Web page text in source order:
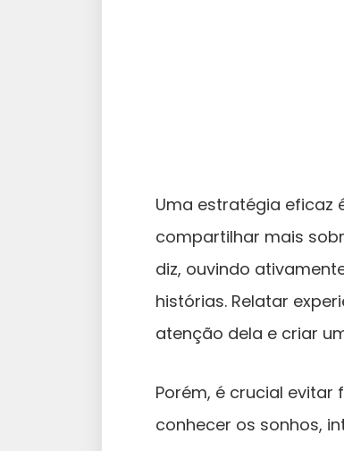
Uma estratégia eficaz
compartilhar mais
diz, ouvindo
histórias. Relatar
atenção dela e criar
Porém, é crucial
conhecer os sonhos,